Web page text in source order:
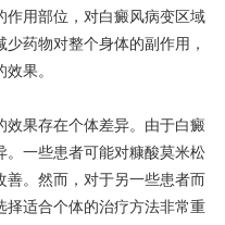
作用部位，对白癜风病变区域
药物对整个身体的副作用，
果。
果存在个体差异。由于白癜
。一些患者可能对糠酸莫米松
。然而，对于另一些患者而
择适合个体的治疗方法非常重